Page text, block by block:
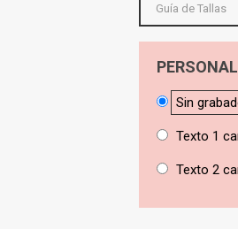
Guía de Tallas
Sin
Texto 1
Texto 2